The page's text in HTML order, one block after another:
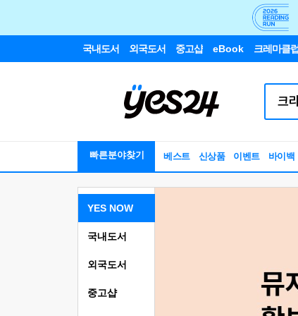
국내도서 외국도서 중고샵 eBook 크레마클럽
빠른분야찾기 베스트 신상품 이벤트 바이백
YES NOW
국내도서
외국도서
중고샵